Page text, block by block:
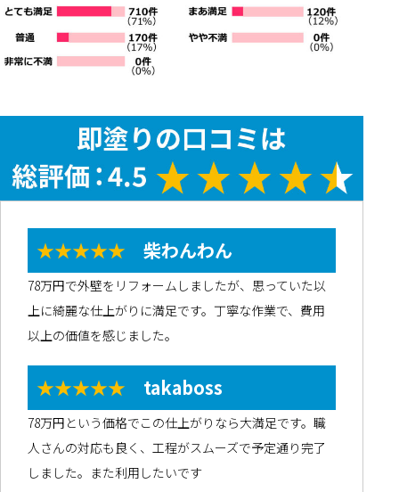
★★★★★ 柴わんわん
78万円で外壁をリフォームしましたが、思っていた以
上に綺麗な仕上がりに満足です。丁寧な作業で、費用
以上の価値を感じました。
★★★★★ takaboss
78万円という価格でこの仕上がりなら大満足です。職
人さんの対応も良く、工程がスムーズで予定通り完了
しました。また利用したいです